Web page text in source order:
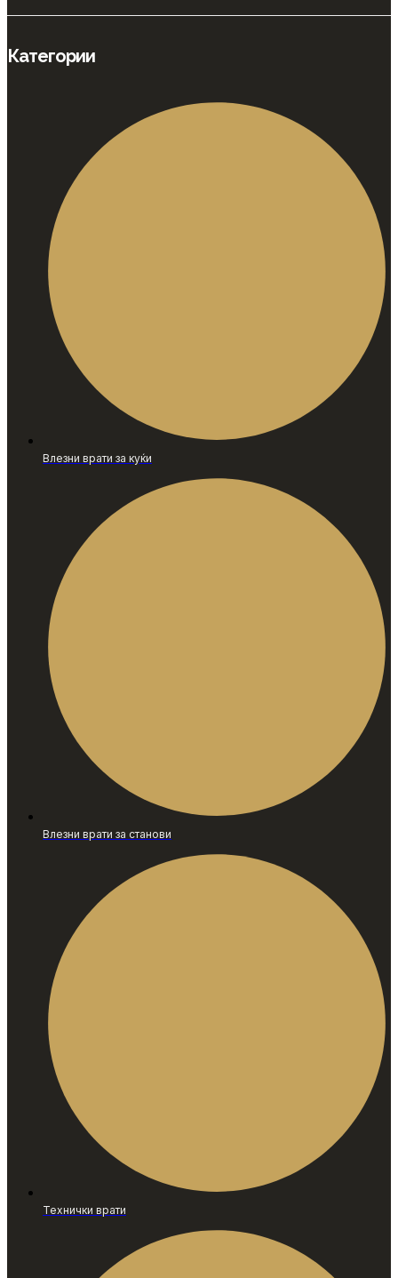
Категории
Влезни врати за куќи
Влезни врати за станови
Технички врати